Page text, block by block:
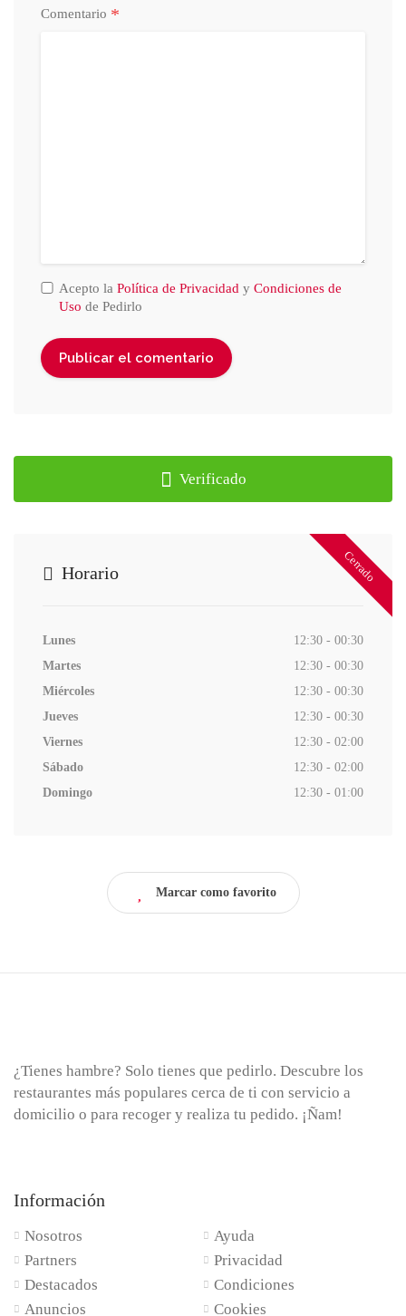
Comentario *
Acepto la Política de Privacidad y Condiciones de
Uso de Pedirlo
Verificado
Cerrado
Horario
Lunes
12:30 - 00:30
Martes
12:30 - 00:30
Miércoles
12:30 - 00:30
Jueves
12:30 - 00:30
Viernes
12:30 - 02:00
Sábado
12:30 - 02:00
Domingo
12:30 - 01:00
Marcar como favorito
¿Tienes hambre? Solo tienes que pedirlo. Descubre los
restaurantes más populares cerca de ti con servicio a
domicilio o para recoger y realiza tu pedido. ¡Ñam!
Información
Nosotros
Partners
Destacados
Anuncios
Ayuda
Privacidad
Condiciones
Cookies